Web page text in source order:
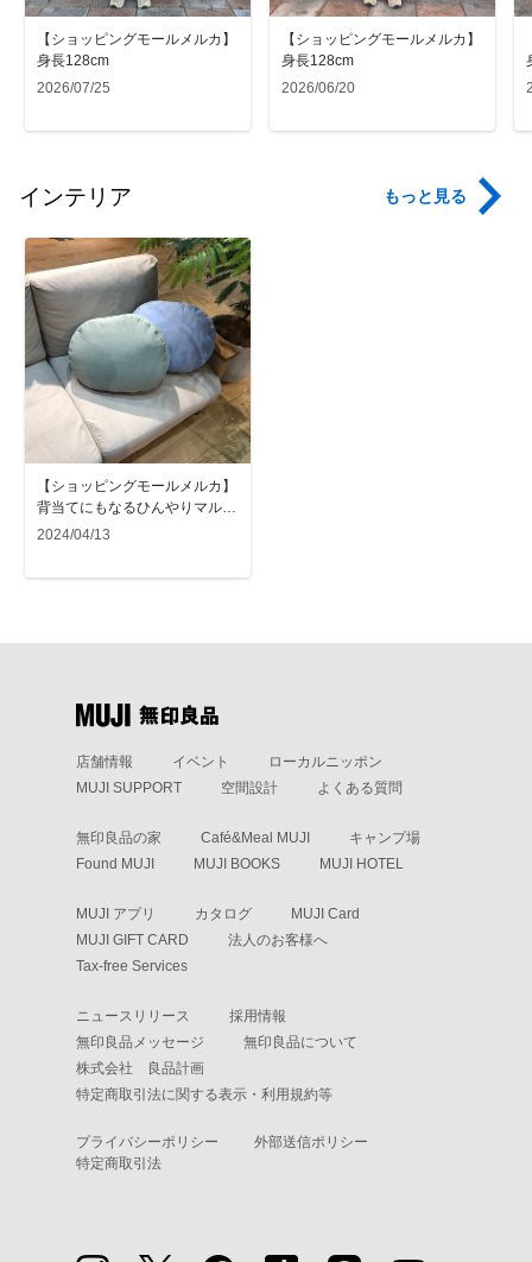
【ショッピングモールメルカ】
身長128cm
2026/07/25
【ショッピングモールメルカ】
身長128cm
2026/06/20
インテリア もっと見る
【ショッピングモールメルカ】
背当てにもなるひんやりマルチ
クッション | 新商品のご紹介
2024/04/13
店舗情報 イベント
ローカルニッポン
MUJI SUPPORT
空間設計 よくある質問
無印良品の家 Café&Meal MUJI
キャンプ場
Found MUJI
MUJI BOOKS MUJI HOTEL
MUJI アプリ カタログ
MUJI Card
MUJI GIFT CARD
法人のお客様へ
Tax-free Services
ニュースリリース
採用情報
無印良品メッセージ
無印良品について
株式会社 良品計画
特定商取引法に関する表示・利用規約等
プライバシーポリシー
外部送信ポリシー
特定商取引法